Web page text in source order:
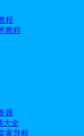
程
教程
题
大全
家导航
能力：能够自主创建
多国内
云服
，支持接入微信、
家整理汇总的支持部署